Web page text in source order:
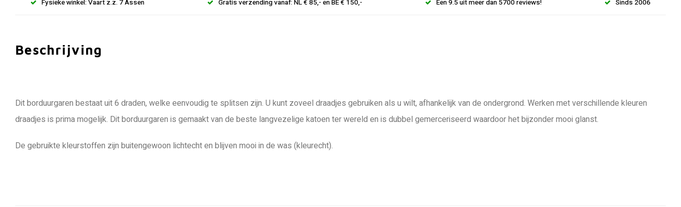
Fysieke winkel: Vaart z.z. 7 Assen Gratis verzending vanaf: NL € 85,- en BE € 150,- Een 9.5 uit meer dan 5700 reviews! Sinds 2006
Beschrijving
Dit borduurgaren bestaat uit 6 draden, welke eenvoudig te splitsen zijn. U kunt zoveel draadjes gebruiken als u wilt, afhankelijk van de ondergrond. Werken met verschillende kleuren
draadjes is prima mogelijk. Dit borduurgaren is gemaakt van de beste langvezelige katoen ter wereld en is dubbel gemerceriseerd waardoor het bijzonder mooi glanst.
De gebruikte kleurstoffen zijn buitengewoon lichtecht en blijven mooi in de was (kleurecht).